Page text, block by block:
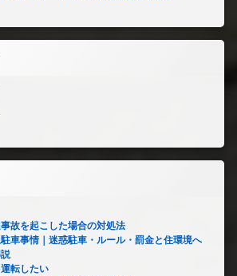
故を起こした場合の対処法
車事情｜迷惑駐車・ルール・罰金と住環境へ
転したい